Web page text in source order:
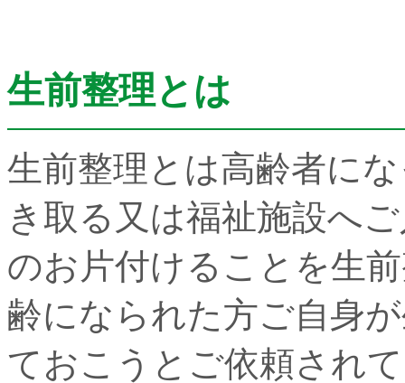
生前整理とは
生前整理とは高齢者に
き取る又は福祉施設へ
のお片付けることを生
齢になられた方ご自身
ておこうとご依頼され